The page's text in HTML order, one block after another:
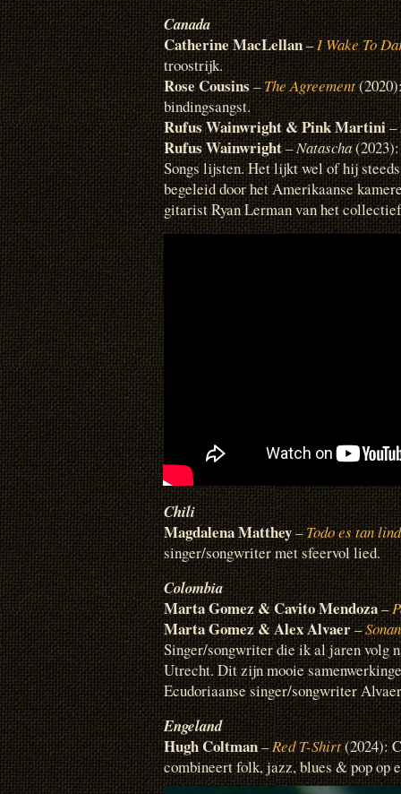
Canada
Catherine MacLellan–I Wake To
troostrijk.
Rose Cousins–The Agreement
bindingsangst.
Rufus Wainwright & Pink Martini–
Rufus Wainwright–Natascha(2023):
Songs lijsten. Het lijkt wel of hij
begeleid door het Amerikaanse
gitarist Ryan Lerman van het
Chili
Magdalena Matthey–Todo es tan
singer/songwriter met sfeervol lied.
Colombia
Marta Gomez & Cavito Mendoza–
Marta Gomez & Alex Alvaer–
Singer/songwriter die ik al jaren volg
Utrecht. Dit zijn mooie
Ecudoriaanse singer/songwriter
Engeland
Hugh Coltman–Red T-Shirt(2024):
combineert folk, jazz, blues & pop op